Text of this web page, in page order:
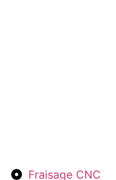
Fraisage CNC